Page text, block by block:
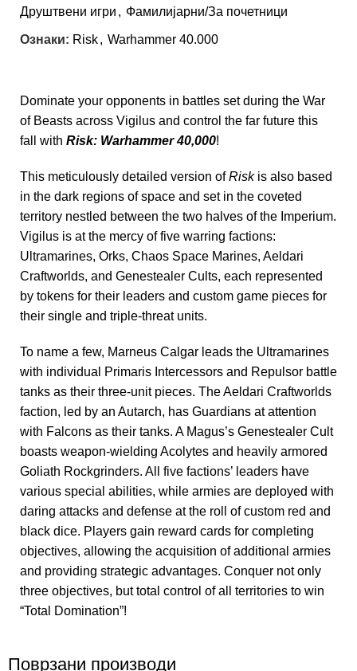
Друштвени игри , Фамилијарни/За почетници
Ознаки: Risk, Warhammer 40.000
Dominate your opponents in battles set during the War
of Beasts across Vigilus and control the far future this
fall with Risk: Warhammer 40,000!
This meticulously detailed version ofRiskis also based
in the dark regions of space and set in the coveted
territory nestled between the two halves of the Imperium.
Vigilus is at the mercy of five warring factions:
Ultramarines, Orks, Chaos Space Marines, Aeldari
Craftworlds, and Genestealer Cults, each represented
by tokens for their leaders and custom game pieces for
their single and triple-threat units.
To name a few, Marneus Calgar leads the Ultramarines
with individual Primaris Intercessors and Repulsor battle
tanks as their three-unit pieces. The Aeldari Craftworlds
faction, led by an Autarch, has Guardians at attention
with Falcons as their tanks. A Magus’s Genestealer Cult
boasts weapon-wielding Acolytes and heavily armored
Goliath Rockgrinders. All five factions’ leaders have
various special abilities, while armies are deployed with
daring attacks and defense at the roll of custom red and
black dice. Players gain reward cards for completing
objectives, allowing the acquisition of additional armies
and providing strategic advantages. Conquer not only
three objectives, but total control of all territories to win
“Total Domination”!
Поврзани производи